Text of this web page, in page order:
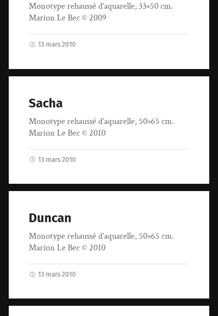
Monotype rehaussé d’aquarelle, 33×50 cm.
Marion Le Bec © 2009
13 mars 2010
Sacha
Monotype rehaussé d’aquarelle, 50×65 cm.
Marion Le Bec © 2010
13 mars 2010
Duncan
Monotype rehaussé d’aquarelle, 50×65 cm.
Marion Le Bec © 2010
13 mars 2010